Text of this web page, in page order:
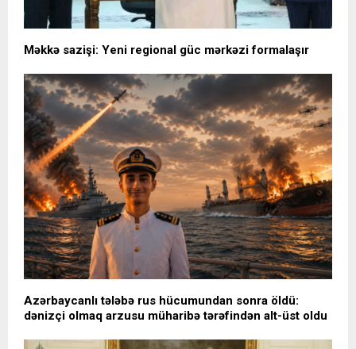
Məkkə sazişi: Yeni regional güc mərkəzi formalaşır
Azərbaycanlı tələbə rus hücumundan sonra öldü:
dənizçi olmaq arzusu müharibə tərəfindən alt-üst oldu